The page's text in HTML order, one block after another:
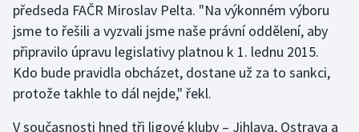
Gymnastika
Házená
Jezdectví
Judo
předseda FAČR Miroslav Pelta. "Na výkonném výboru
jsme to řešili a vyzvali jsme naše právní oddělení, aby
připravilo úpravu legislativy platnou k 1. lednu 2015.
Kdo bude pravidla obcházet, dostane už za to sankci,
protože takhle to dál nejde," řekl.
V současnosti hned tři ligové kluby – Jihlava, Ostrava a